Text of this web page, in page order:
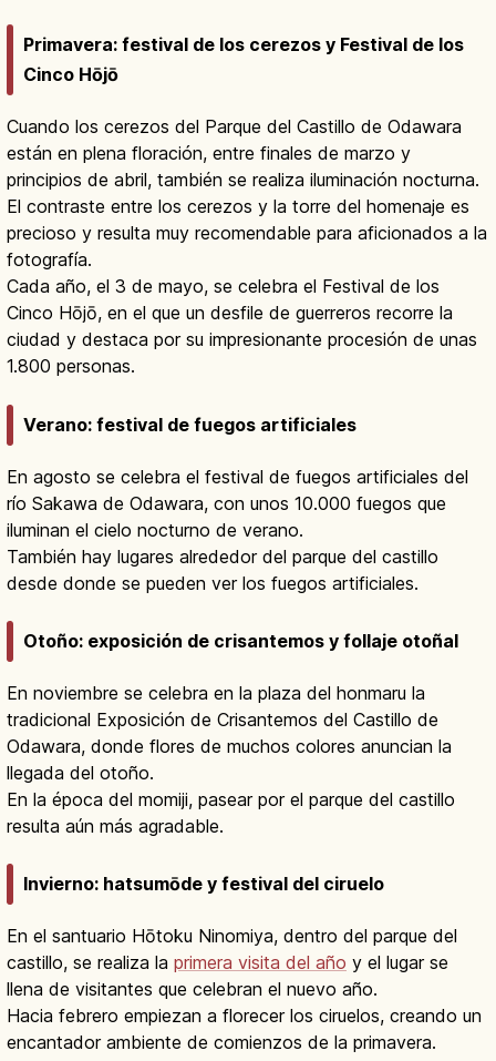
Primavera: festival de los cerezos y Festival de los
Cinco Hōjō
Cuando los cerezos del Parque del Castillo de Odawara
están en plena floración, entre finales de marzo y
principios de abril, también se realiza iluminación nocturna.
El contraste entre los cerezos y la torre del homenaje es
precioso y resulta muy recomendable para aficionados a la
fotografía.
Cada año, el 3 de mayo, se celebra el Festival de los
Cinco Hōjō, en el que un desfile de guerreros recorre la
ciudad y destaca por su impresionante procesión de unas
1.800 personas.
Verano: festival de fuegos artificiales
En agosto se celebra el festival de fuegos artificiales del
río Sakawa de Odawara, con unos 10.000 fuegos que
iluminan el cielo nocturno de verano.
También hay lugares alrededor del parque del castillo
desde donde se pueden ver los fuegos artificiales.
Otoño: exposición de crisantemos y follaje otoñal
En noviembre se celebra en la plaza del honmaru la
tradicional Exposición de Crisantemos del Castillo de
Odawara, donde flores de muchos colores anuncian la
llegada del otoño.
En la época del momiji, pasear por el parque del castillo
resulta aún más agradable.
Invierno: hatsumōde y festival del ciruelo
En el santuario Hōtoku Ninomiya, dentro del parque del
castillo, se realiza la primera visita del año y el lugar se
llena de visitantes que celebran el nuevo año.
Hacia febrero empiezan a florecer los ciruelos, creando un
encantador ambiente de comienzos de la primavera.